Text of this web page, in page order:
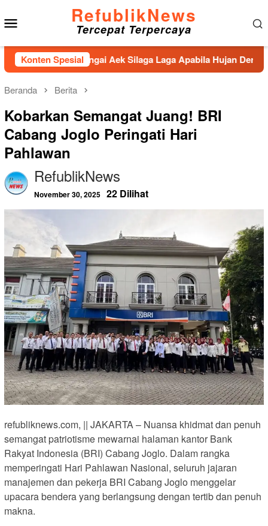
ke
konten
RefublikNews
Tercepat Terpercaya
Konten Spesial
Sungai Aek Silaga Laga Apabila Hujan Deras
Beranda Berita
Kobarkan Semangat Juang! BRI
Cabang Joglo Peringati Hari
Pahlawan
RefublikNews
November 30, 2025 22 Dilihat
refubliknews.com, || JAKARTA – Nuansa khidmat dan penuh
semangat patriotisme mewarnai halaman kantor Bank
Rakyat Indonesia (BRI) Cabang Joglo. Dalam rangka
memperingati Hari Pahlawan Nasional, seluruh jajaran
manajemen dan pekerja BRI Cabang Joglo menggelar
upacara bendera yang berlangsung dengan tertib dan penuh
makna.